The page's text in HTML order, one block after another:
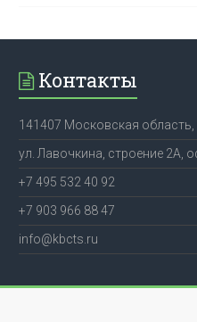
Контакты
141407 Московская область,
ул. Лавочкина, строение 2А,
+7 495 532 40 92
+7 903 966 88 47
info@kbcts.ru